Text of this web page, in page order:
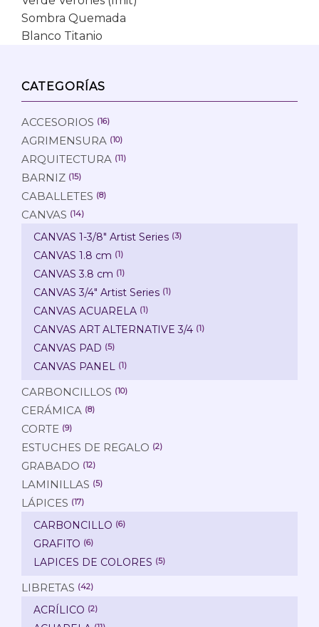
Sombra Quemada
Blanco Titanio
CATEGORÍAS
ACCESORIOS (16)
AGRIMENSURA (10)
ARQUITECTURA (11)
BARNIZ (15)
CABALLETES (8)
CANVAS (14)
CANVAS 1-3/8" Artist Series (3)
CANVAS 1.8 cm (1)
CANVAS 3.8 cm (1)
CANVAS 3/4" Artist Series (1)
CANVAS ACUARELA (1)
CANVAS ART ALTERNATIVE 3/4 (1)
CANVAS PAD (5)
CANVAS PANEL (1)
CARBONCILLOS (10)
CERÁMICA (8)
CORTE (9)
ESTUCHES DE REGALO (2)
GRABADO (12)
LAMINILLAS (5)
LÁPICES (17)
CARBONCILLO (6)
GRAFITO (6)
LAPICES DE COLORES (5)
LIBRETAS (42)
ACRÍLICO (2)